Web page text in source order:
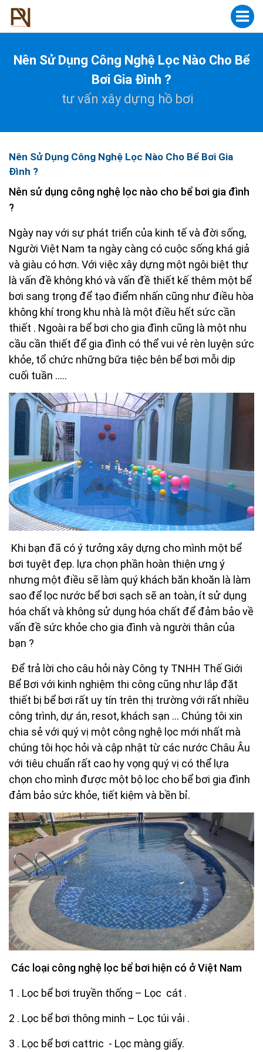
Nên Sử Dụng Công Nghệ Lọc Nào Cho Bể
Bơi Gia Đình ?
tư vấn xây dựng hồ bơi
Nên Sử Dụng Công Nghệ Lọc Nào Cho Bể Bơi Gia
Đình ?
Nên sử dụng công nghệ lọc nào cho bể bơi gia đình
?
Ngày nay với sự phát triển của kinh tế và đời sống,
Người Việt Nam ta ngày càng có cuộc sống khá giả
và giàu có hơn. Với việc xây dựng một ngôi biệt thự
là vấn đề không khó và vấn đề thiết kế thêm một bể
bơi sang trọng để tạo điểm nhấn cũng như điều hòa
không khí trong khu nhà là một điều hết sức cần
thiết . Ngoài ra bể bơi cho gia đình cũng là một nhu
cầu cần thiết để gia đình có thể vui vẻ rèn luyện sức
khỏe, tổ chức những bữa tiệc bên bể bơi mỗi dịp
cuối tuần …..
Khi bạn đã có ý tưởng xây dựng cho mình một bể
bơi tuyệt đẹp. lựa chọn phần hoàn thiện ưng ý
nhưng một điều sẽ làm quý khách băn khoăn là làm
sao để lọc nước bể bơi sạch sẽ an toàn, ít sử dụng
hóa chất và không sử dụng hóa chất để đảm bảo về
vấn đề sức khỏe cho gia đình và người thân của
bạn ?
Để trả lời cho câu hỏi này Công ty TNHH Thế Giới
Bể Bơi với kinh nghiệm thi công cũng như lắp đặt
thiết bị bể bơi rất uy tín trên thị trường với rất nhiều
công trình, dự án, resot, khách sạn … Chúng tôi xin
chia sẻ với quý vị một công nghệ lọc mới nhất mà
chúng tôi học hỏi và cập nhật từ các nước Châu Âu
với tiêu chuẩn rất cao hy vọng quý vị có thể lựa
chọn cho mình được một bộ lọc cho bể bơi gia đình
đảm bảo sức khỏe, tiết kiệm và bền bỉ.
Các loại công nghệ lọc bể bơi hiện có ở Việt Nam
1 . Lọc bể bơi truyền thống – Lọc cát .
2 . Lọc bể bơi thông minh – Lọc túi vải .
3 . Lọc bể bơi cattric - Lọc màng giấy.